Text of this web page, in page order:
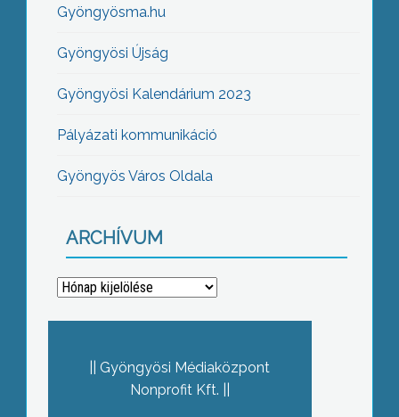
Gyöngyösma.hu
Gyöngyösi Újság
Gyöngyösi Kalendárium 2023
Pályázati kommunikáció
Gyöngyös Város Oldala
ARCHÍVUM
Archívum
Gyöngyösi Médiaközpont
Nonprofit Kft.